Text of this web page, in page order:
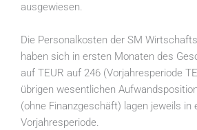
ausgewiesen.
Die Personalkosten der SM
haben sich in ersten Monaten des
auf TEUR auf 246 (Vorjahresperiode
übrigen wesentlichen
(ohne Finanzgeschäft) lagen jeweils in
Vorjahresperiode.